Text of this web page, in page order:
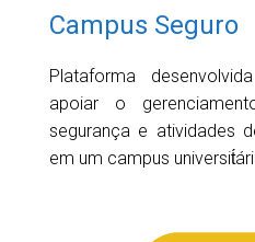
Campus Seguro
Plataforma
apoiar o
segurança e atividades
em um campus